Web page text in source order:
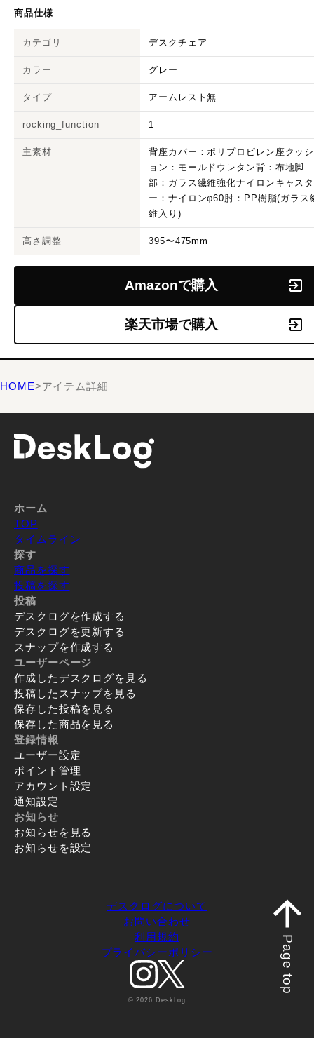
商品仕様
カテゴリ デスクチェア
カラー グレー
タイプ アームレスト無
rocking_function 1
主素材
背座カバー：ポリプロピレン座クッシ
ョン：モールドウレタン背：布地脚
部：ガラス繊維強化ナイロンキャスタ
ー：ナイロンφ60肘：PP樹脂(ガラス
維入り)
高さ調整 395〜475mm
Amazonで購入
楽天市場で購入
HOME>アイテム詳細
ホーム
TOP
タイムライン
探す
商品を探す
投稿を探す
投稿
デスクログを作成する
デスクログを更新する
スナップを作成する
ユーザーページ
作成したデスクログを見る
投稿したスナップを見る
保存した投稿を見る
保存した商品を見る
登録情報
ユーザー設定
ポイント管理
アカウント設定
通知設定
お知らせ
お知らせを見る
お知らせを設定
デスクログについて
お問い合わせ
利用規約
プライバシーポリシー
© 2026 DeskLog
Page top